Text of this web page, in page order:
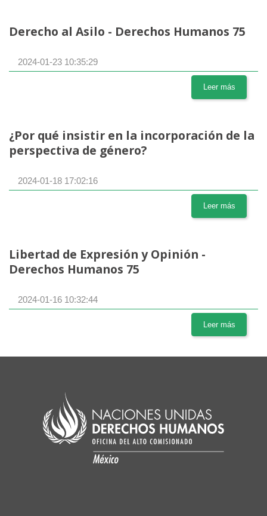
Derecho al Asilo - Derechos Humanos 75
2024-01-23 10:35:29
Leer más
¿Por qué insistir en la incorporación de la
perspectiva de género?
2024-01-18 17:02:16
Leer más
Libertad de Expresión y Opinión -
Derechos Humanos 75
2024-01-16 10:32:44
Leer más